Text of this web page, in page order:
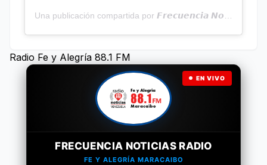
Radio Fe y Alegría 88.1 FM
EN VIVO
FRECUENCIA NOTICIAS RADIO
FE Y ALEGRÍA MARACAIBO